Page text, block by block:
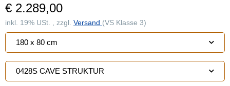
€ 2.289,00
inkl. 19% USt. , zzgl. Versand (VS Klasse 3)
180 x 80 cm
0428S CAVE STRUKTUR